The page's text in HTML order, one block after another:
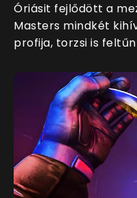
Óriásit fejlődött a
Masters mindkét
profija, torzsi is